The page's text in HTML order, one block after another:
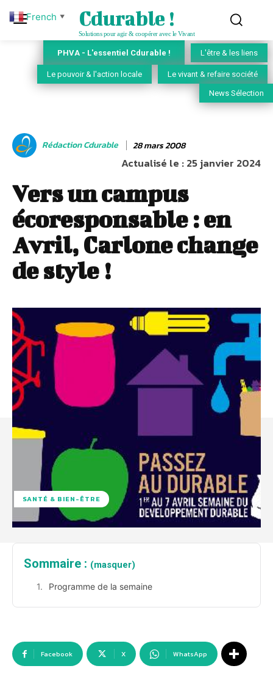
Cdurable !
Solutions pour agir & coopérer avec le Vivant
PHVA - L'essentiel Cdurable ! L'être & les liens
Le pouvoir & l'action locale Le vivant & refaire société
News Sélection
Rédaction Cdurable 28 mars 2008
Actualisé le :25 janvier 2024
Vers un campus
écoresponsable : en
Avril, Carlone change
de style !
SANTÉ & BIEN-ÊTRE
Sommaire : (masquer)
Programme de la semaine
Facebook X WhatsApp
French ▼